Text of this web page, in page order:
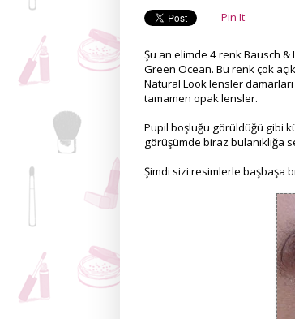
Pin It
Şu an elimde 4 renk Bausch
Green Ocean. Bu renk çok
Natural Look lensler
tamamen opak lensler.
Pupil boşluğu görüldüğü gibi
görüşümde biraz bulanıklığa
Şimdi sizi resimlerle başbaşa